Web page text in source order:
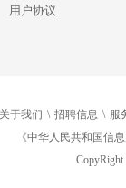
用户协议
关于我们 \ 招聘信息 \ 服
《中华人民共和国信
CopyRight